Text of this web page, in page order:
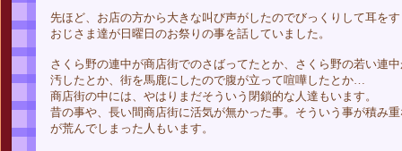
先ほど、お店の方から大きな叫び声がしたのでびっくりして耳を
おじさま達が日曜日のお祭りの事を話していました。
さくら野の連中が商店街でのさばってたとか、さくら野の若い連
汚したとか、街を馬鹿にしたので腹が立って喧嘩したとか…
商店街の中には、やはりまだそういう閉鎖的な人達もいます。
昔の事や、長い間商店街に活気が無かった事。そういう事が積み
が荒んでしまった人もいます。